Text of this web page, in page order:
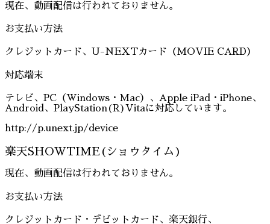
現在、動画配信は行われておりません。
お支払い方法
クレジットカード、U-NEXTカード（MOVIE CARD）
対応端末
テレビ、PC（Windows・Mac）、Apple iPad・iPhone、
Android、PlayStation(R)Vitaに対応しています。
http://p.unext.jp/device
楽天SHOWTIME(ショウタイム)
現在、動画配信は行われておりません。
お支払い方法
クレジットカード・デビットカード、楽天銀行、